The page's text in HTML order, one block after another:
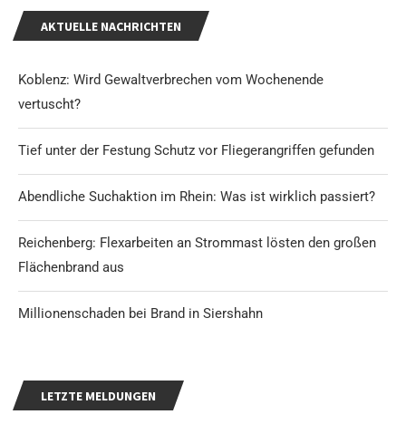
AKTUELLE NACHRICHTEN
Koblenz: Wird Gewaltverbrechen vom Wochenende
vertuscht?
Tief unter der Festung Schutz vor Fliegerangriffen gefunden
Abendliche Suchaktion im Rhein: Was ist wirklich passiert?
Reichenberg: Flexarbeiten an Strommast lösten den großen
Flächenbrand aus
Millionenschaden bei Brand in Siershahn
LETZTE MELDUNGEN